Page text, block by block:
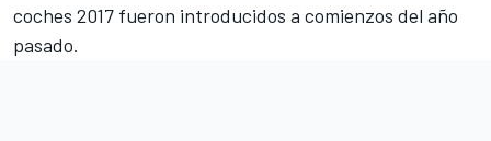
coches 2017 fueron introducidos a comienzos del año
pasado.